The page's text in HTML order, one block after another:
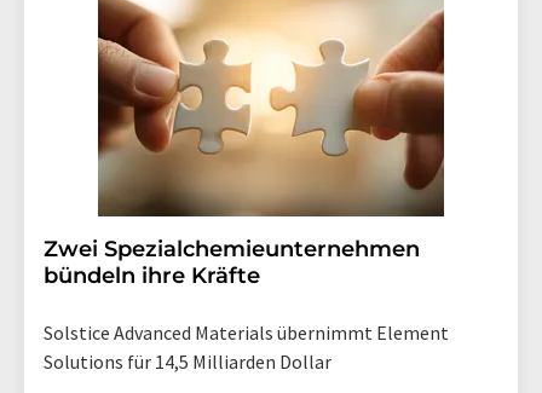
Zwei Spezialchemieunternehmen
bündeln ihre Kräfte
Solstice Advanced Materials übernimmt Element
Solutions für 14,5 Milliarden Dollar